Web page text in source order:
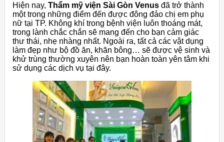
Hiện nay, Thẩm mỹ viện Sài Gòn Venus đã trở thành
một trong những điểm đến được đông đảo chị em phụ
nữ tại TP. Không khí trong bệnh viện luôn thoáng mát,
trong lành chắc chắn sẽ mang đến cho bạn cảm giác
thư thái, nhẹ nhàng nhất. Ngoài ra, tất cả các vật dụng
làm đẹp như bộ đồ ăn, khăn bông… sẽ được vệ sinh và
khử trùng thường xuyên nên bạn hoàn toàn yên tâm khi
sử dụng các dịch vụ tại đây.